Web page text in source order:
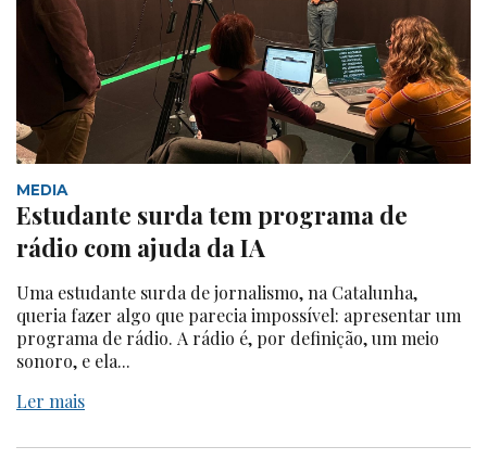
MEDIA
Estudante surda tem programa de
rádio com ajuda da IA
Uma estudante surda de jornalismo, na Catalunha,
queria fazer algo que parecia impossível: apresentar um
programa de rádio. A rádio é, por definição, um meio
sonoro, e ela...
Ler mais